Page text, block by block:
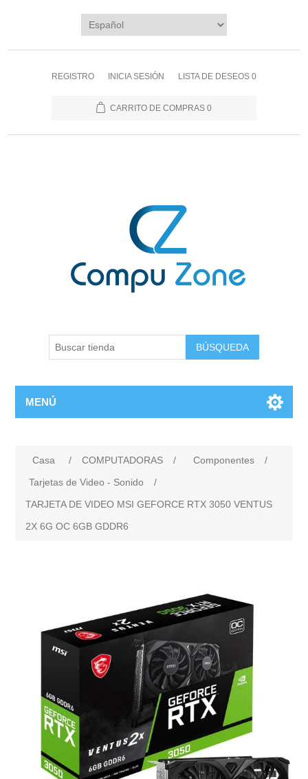
REGISTRO INICIA SESIÓN LISTA DE DESEOS 0
CARRITO DE COMPRAS 0
BÚSQUEDA
MENÚ
Casa / COMPUTADORAS / Componentes
/
Tarjetas de Video - Sonido
/
TARJETA DE VIDEO MSI GEFORCE RTX 3050 VENTUS
2X 6G OC 6GB GDDR6